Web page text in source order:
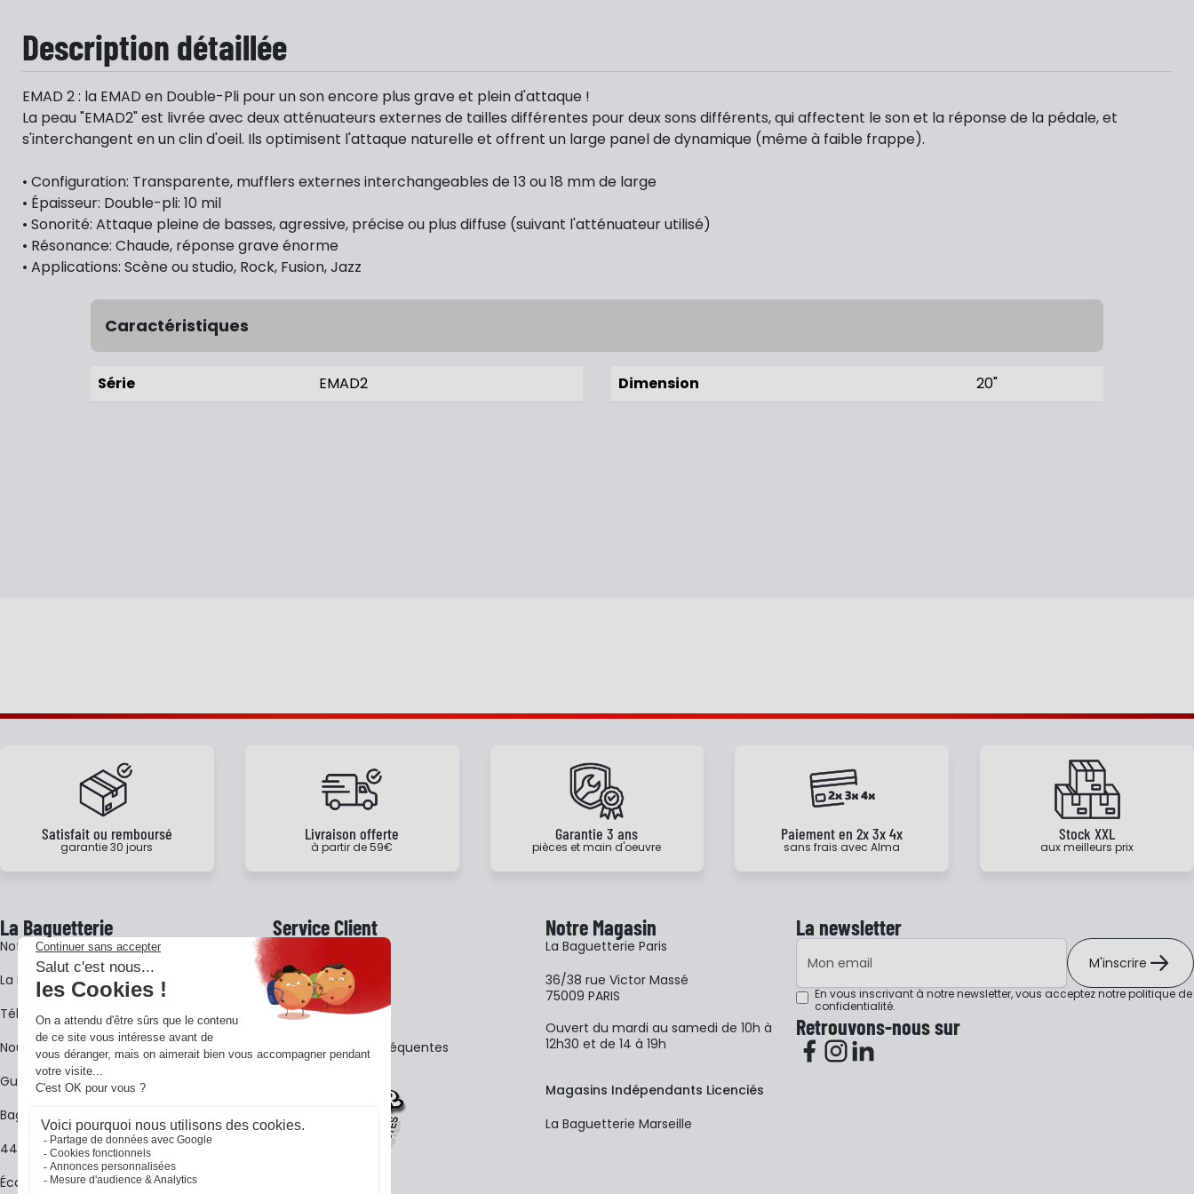
Description détaillée
EMAD 2 : la EMAD en Double-Pli pour un son encore plus grave et plein d'attaque !
La peau "EMAD2" est livrée avec deux atténuateurs externes de tailles différentes pour deux sons différents, qui affectent le son et la réponse de la pédale, et
s'interchangent en un clin d'oeil. Ils optimisent l'attaque naturelle et offrent un large panel de dynamique (même à faible frappe).
• Configuration: Transparente, mufflers externes interchangeables de 13 ou 18 mm de large
• Épaisseur: Double-pli: 10 mil
• Sonorité: Attaque pleine de basses, agressive, précise ou plus diffuse (suivant l'atténuateur utilisé)
• Résonance: Chaude, réponse grave énorme
• Applications: Scène ou studio, Rock, Fusion, Jazz
Caractéristiques
Série EMAD2 Dimension 20"
Satisfait ou remboursé
garantie 30 jours
Livraison offerte
à partir de 59€
Garantie 3 ans
pièces et main d'oeuvre
Paiement en 2x 3x 4x
sans frais avec Alma
Stock XXL
aux meilleurs prix
La Baguetterie
Notre histoire
La BagShow
​Télécharger le catalogue
Nous contacter
Guides La Baguetterie
Baguetterie Shop Online
44 ans de rencontres
Écoles
Service Client
Garantie 3 ans
CGV
FAQ - Questions Fréquentes
Notre Magasin
La Baguetterie Paris
36/38 rue Victor Massé
75009 PARIS
Ouvert du mardi au samedi de 10h à
12h30 et de 14 à 19h
Magasins Indépendants Licenciés
La Baguetterie Marseille
La newsletter
Adresse e-mail
M'inscrire
En vous inscrivant à notre newsletter, vous acceptez notrepolitique de
confidentialité.
Retrouvons-nous sur